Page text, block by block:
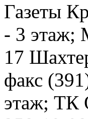
Газеты
- 3 этаж;
17
факс
этаж; ТК